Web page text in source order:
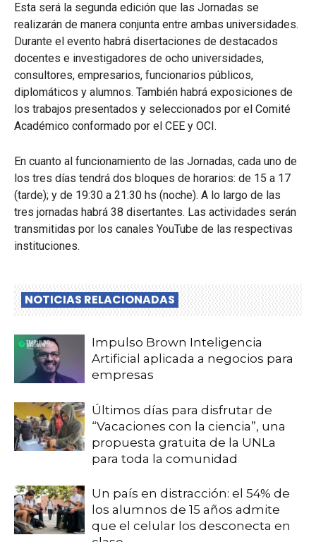
Esta será la segunda edición que las Jornadas se
realizarán de manera conjunta entre ambas universidades.
Durante el evento habrá disertaciones de destacados
docentes e investigadores de ocho universidades,
consultores, empresarios, funcionarios públicos,
diplomáticos y alumnos. También habrá exposiciones de
los trabajos presentados y seleccionados por el Comité
Académico conformado por el CEE y OCI.
En cuanto al funcionamiento de las Jornadas, cada uno de
los tres días tendrá dos bloques de horarios: de 15 a 17
(tarde); y de 19:30 a 21:30 hs (noche). A lo largo de las
tres jornadas habrá 38 disertantes. Las actividades serán
transmitidas por los canales YouTube de las respectivas
instituciones.
NOTICIAS RELACIONADAS
Impulso Brown Inteligencia
Artificial aplicada a negocios para
empresas
Últimos días para disfrutar de
“Vacaciones con la ciencia”, una
propuesta gratuita de la UNLa
para toda la comunidad
Un país en distracción: el 54% de
los alumnos de 15 años admite
que el celular los desconecta en